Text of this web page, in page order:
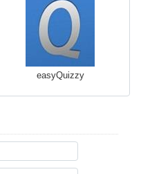
easyQuizzy